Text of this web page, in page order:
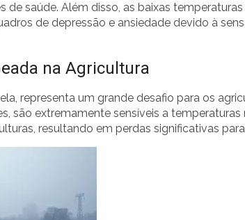
de saúde. Além disso, as baixas
de depressão e ansiedade devido à
na Agricultura
representa um grande desafio para os
são extremamente sensíveis a
resultando em perdas significativas